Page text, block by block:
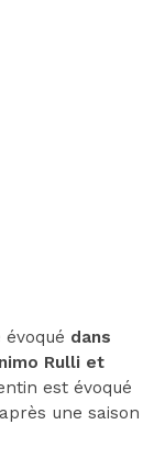
dans
Rulli et
est évoqué
une saison